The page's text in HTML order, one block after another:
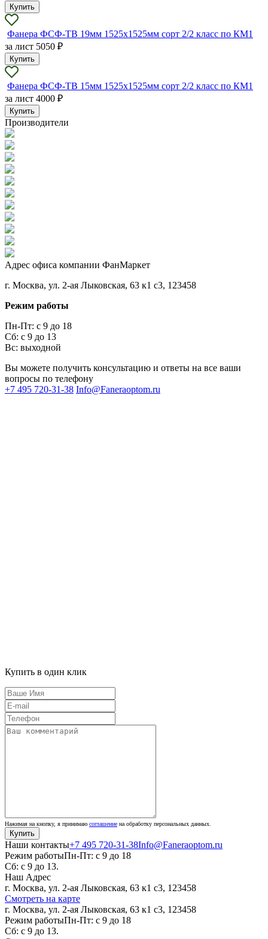
Купить
Фанера ФСФ-ТВ 19мм 1525х1525мм сорт 2/2 класс по КМ1
за лист 5050 ₽
Купить
Фанера ФСФ-ТВ 15мм 1525х1525мм сорт 2/2 класс по КМ1
за лист 4000 ₽
Купить
Производители
Адрес офиса компании ФанМаркет
г. Москва, ул. 2-ая Лыковская, 63 к1 с3, 123458
Режим работы
Пн-Пт: с 9 до 18
Сб: с 9 до 13
Вс: выходной
Вы можете получить консультацию и ответы на все ваши
вопросы по телефону
+7 495 720-31-38 Info@Faneraoptom.ru
Купить в один клик
Нажимая на кнопку, я принимаю соглашение на обработку персональных данных.
Наши контакты+7 495 720-31-38Info@Faneraoptom.ru
Режим работыПн-Пт: с 9 до 18
Сб: с 9 до 13.
Наш Адрес
г. Москва, ул. 2-ая Лыковская, 63 к1 с3, 123458
Смотреть на карте
г. Москва, ул. 2-ая Лыковская, 63 к1 с3, 123458
Режим работыПн-Пт: с 9 до 18
Сб: с 9 до 13.